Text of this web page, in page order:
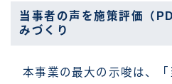
当事者の声を施策評価（
みづくり
本事業の最大の示唆は、「